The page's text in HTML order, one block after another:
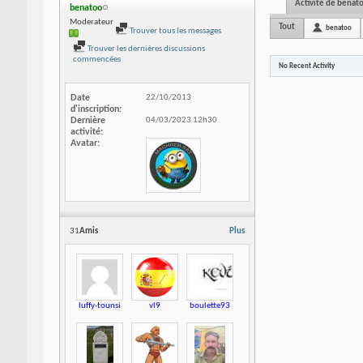
benatoo
Moderateur
Trouver tous les messages
Trouver les dernières discussions
commencées
Date
d'inscription
22/10/2013
Dernière
activité
04/03/2023 12h30
Avatar
Plus
31Amis
luffy-tounsi vl9 boulette93
Activité de
Tout benatoo
No Recent Activity